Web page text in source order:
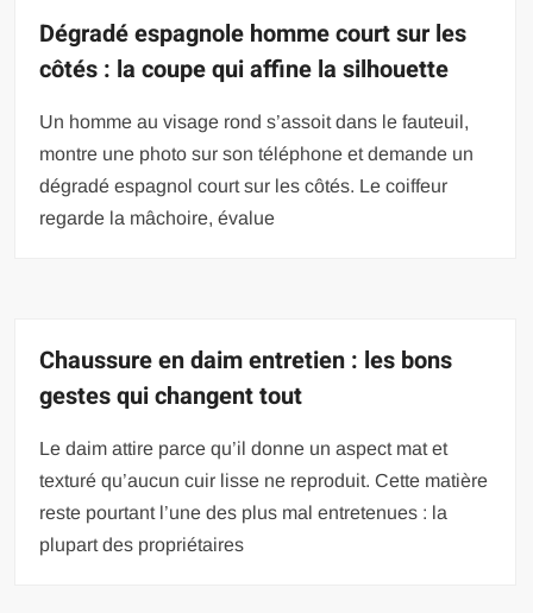
Dégradé espagnole homme court sur les
côtés : la coupe qui affine la silhouette
Un homme au visage rond s’assoit dans le fauteuil,
montre une photo sur son téléphone et demande un
dégradé espagnol court sur les côtés. Le coiffeur
regarde la mâchoire, évalue
Chaussure en daim entretien : les bons
gestes qui changent tout
Le daim attire parce qu’il donne un aspect mat et
texturé qu’aucun cuir lisse ne reproduit. Cette matière
reste pourtant l’une des plus mal entretenues : la
plupart des propriétaires